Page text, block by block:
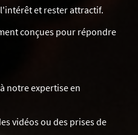
et rester attractif.
conçues pour répondre
notre expertise en
vidéos ou des prises de